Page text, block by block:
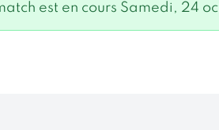
est en cours Samedi, 24